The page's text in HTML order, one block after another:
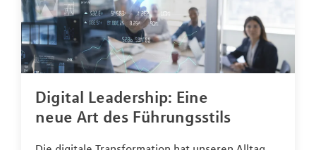
Digital Leadership: Eine
neue Art des Führungsstils